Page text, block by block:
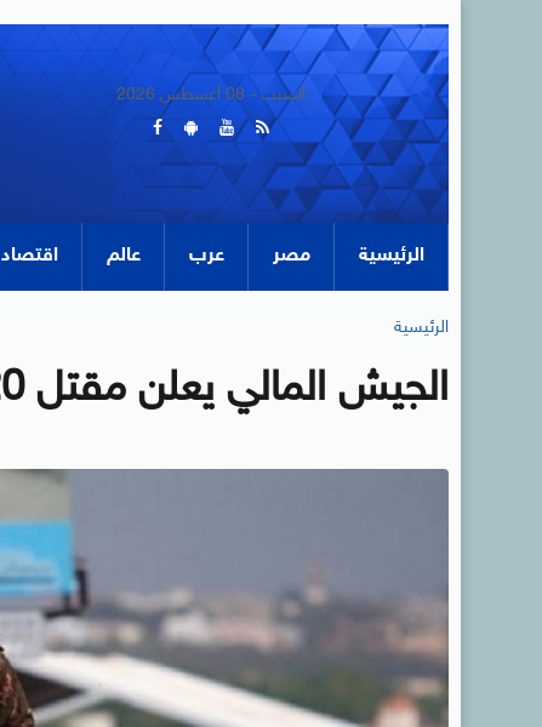
السبت - 08 أغسطس 2026
الرئيسية مصر عرب عالم اقتصاد
الرئيسية
الجيش المالي يعلن مقتل 20 مسلحا قرب الحدود مع موريتانيا